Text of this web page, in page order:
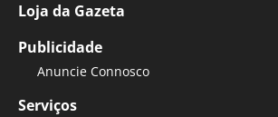
Loja da Gazeta
Publicidade
Anuncie Connosco
Serviços